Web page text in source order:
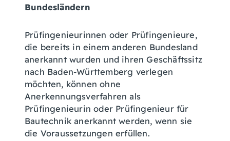
Bundesländern
Prüfingenieurinnen oder Prüfingenieure,
die bereits in einem anderen Bundesland
anerkannt wurden und ihren Geschäftssitz
nach Baden-Württemberg verlegen
möchten, können ohne
Anerkennungsverfahren als
Prüfingenieurin oder Prüfingenieur für
Bautechnik anerkannt werden, wenn sie
die Voraussetzungen erfüllen.